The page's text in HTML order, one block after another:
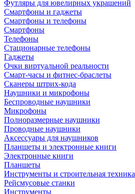
Футляры для ювелирных украшений
Смартфоны и гаджеты
Смартфоны и телефоны
Смартфоны
Телефоны
Стационарные телефоны
Гаджеты
Очки виртуальной реальности
Смарт-часы и фитнес-браслеты
Сканеры штрих-кода
Наушники и микрофоны
Беспроводные наушники
Микрофоны
Полноразмерные наушники
Проводные наушники
Аксессуары для наушников
Планшеты и электронные книги
Электронные книги
Планшеты
Инструменты и строительная техника
Рейсмусовые станки
Инструменты